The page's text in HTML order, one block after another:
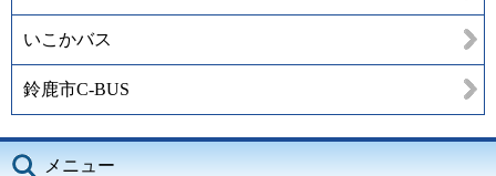
いこかバス
鈴鹿市C-BUS
メニュー